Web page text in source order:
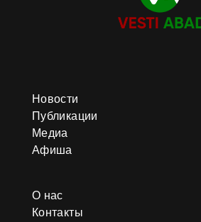
Новости
Публикации
Медиа
Афиша
О нас
Контакты